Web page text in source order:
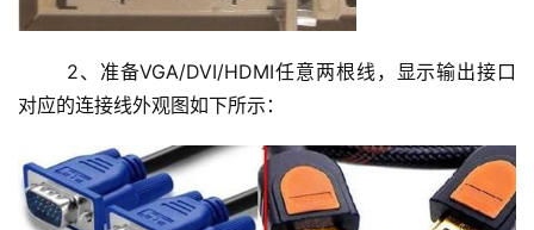
对应的连接线外观图如下所示：